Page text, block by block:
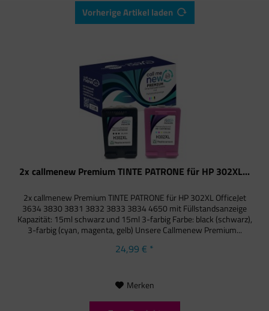
Vorherige Artikel laden
2x callmenew Premium TINTE PATRONE für HP 302XL...
2x callmenew Premium TINTE PATRONE für HP 302XL OfficeJet
3634 3830 3831 3832 3833 3834 4650 mit Füllstandsanzeige
Kapazität: 15ml schwarz und 15ml 3-farbig Farbe: black (schwarz),
3-farbig (cyan, magenta, gelb) Unsere Callmenew Premium...
24,99 € *
Merken